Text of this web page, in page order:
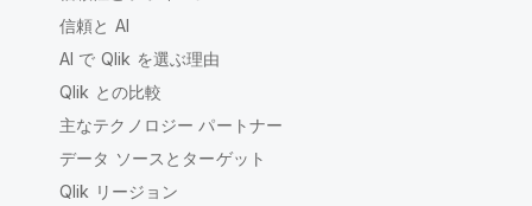
信頼と AI
AI で Qlik を選ぶ理由
Qlik との比較
主なテクノロジー パートナー
データ ソースとターゲット
Qlik リージョン